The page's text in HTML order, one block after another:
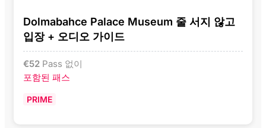
Dolmabahce Palace Museum 줄 서지 않고
입장 + 오디오 가이드
€52 Pass 없이
포함된 패스
PRIME